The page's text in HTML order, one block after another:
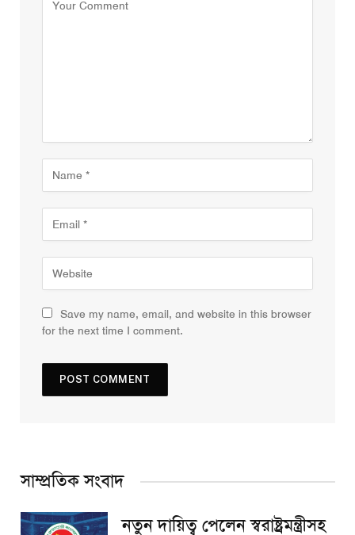
Save my name, email, and website in this browser
for the next time I comment.
সাম্প্রতিক সংবাদ
নতুন দায়িত্ব পেলেন স্বরাষ্ট্রমন্ত্রীসহ